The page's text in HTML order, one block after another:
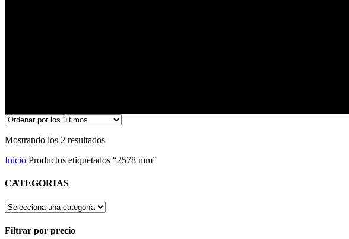
Mostrando los 2 resultadosOrdenado
los
Inicio Productos etiquetados “2578 mm”
CATEGORIAS
Filtrar por precio